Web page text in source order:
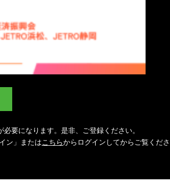
要になります。是非、ご登録ください。
ン」またはこちらからログインしてからご覧くださ